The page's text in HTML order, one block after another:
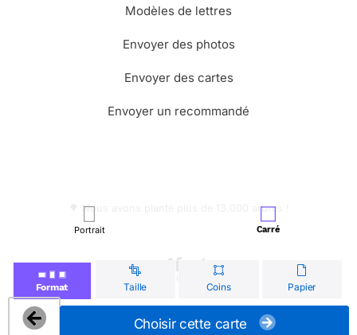
Portrait Carré
Format Taille Coins Papier
Choisir cette carte
Modèles de lettres
Envoyer des photos
Envoyer des cartes
Envoyer un recommandé
🌳 Nous avons planté plus de 13.000 arbres !
© Merci Facteur